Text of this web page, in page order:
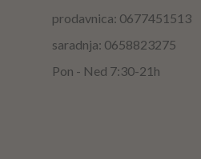
prodavnica: 0677451513
saradnja: 0658823275
Pon - Ned 7:30-21h